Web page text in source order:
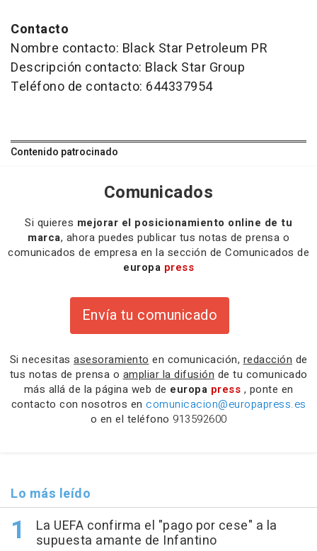
Contacto
Nombre contacto: Black Star Petroleum PR
Descripción contacto: Black Star Group
Teléfono de contacto: 644337954
Contenido patrocinado
Comunicados
Si quieres mejorar el posicionamiento online de tu
marca, ahora puedes publicar tus notas de prensa o
comunicados de empresa en la sección de Comunicados de
europa press
Envía tu comunicado
Si necesitas asesoramiento en comunicación, redacción de
tus notas de prensa o ampliar la difusión de tu comunicado
más allá de la página web de europa press , ponte en
contacto con nosotros en comunicacion@europapress.es
o en el teléfono 913592600
Lo más leído
La UEFA confirma el "pago por cese" a la
supuesta amante de Infantino